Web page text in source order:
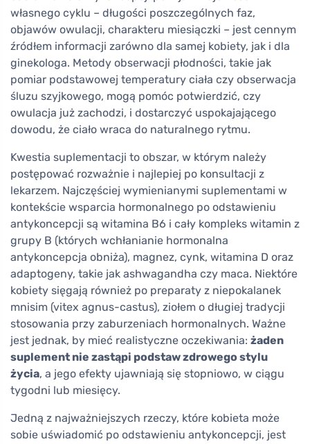
własnego cyklu – długości poszczególnych faz,
objawów owulacji, charakteru miesiączki – jest cennym
źródłem informacji zarówno dla samej kobiety, jak i dla
ginekologa. Metody obserwacji płodności, takie jak
pomiar podstawowej temperatury ciała czy obserwacja
śluzu szyjkowego, mogą pomóc potwierdzić, czy
owulacja już zachodzi, i dostarczyć uspokajającego
dowodu, że ciało wraca do naturalnego rytmu.
Kwestia suplementacji to obszar, w którym należy
postępować rozważnie i najlepiej po konsultacji z
lekarzem. Najczęściej wymienianymi suplementami w
kontekście wsparcia hormonalnego po odstawieniu
antykoncepcji są witamina B6 i cały kompleks witamin z
grupy B (których wchłanianie hormonalna
antykoncepcja obniża), magnez, cynk, witamina D oraz
adaptogeny, takie jak ashwagandha czy maca. Niektóre
kobiety sięgają również po preparaty z niepokalanek
mnisim (vitex agnus-castus), ziołem o długiej tradycji
stosowania przy zaburzeniach hormonalnych. Ważne
jest jednak, by mieć realistyczne oczekiwania: żaden
suplement nie zastąpi podstaw zdrowego stylu
życia, a jego efekty ujawniają się stopniowo, w ciągu
tygodni lub miesięcy.
Jedną z najważniejszych rzeczy, które kobieta może
sobie uświadomić po odstawieniu antykoncepcji, jest